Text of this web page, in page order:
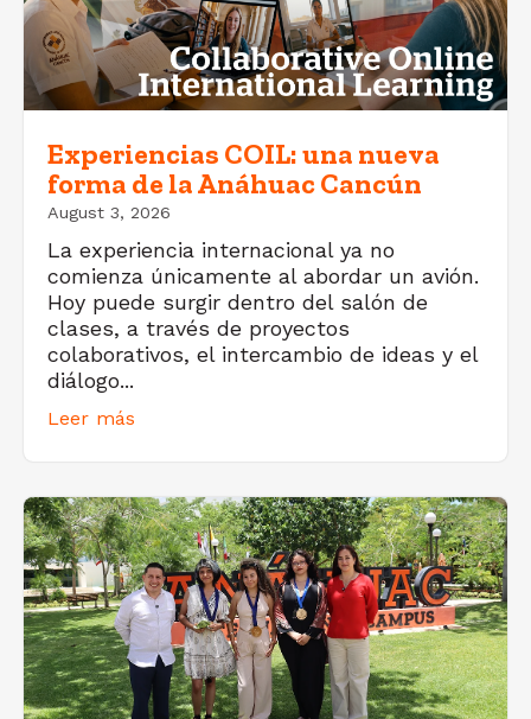
Experiencias COIL: una nueva
forma de la Anáhuac Cancún
August 3, 2026
La experiencia internacional ya no
comienza únicamente al abordar un avión.
Hoy puede surgir dentro del salón de
clases, a través de proyectos
colaborativos, el intercambio de ideas y el
diálogo...
Leer más